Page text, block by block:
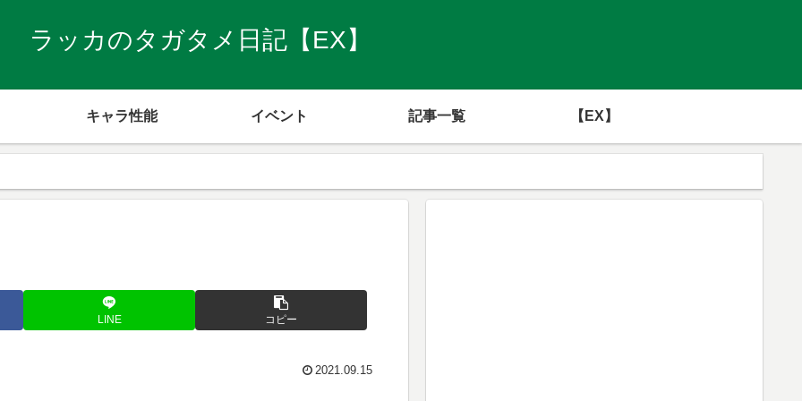
ラッカのタガタメ日記【EX】
キャラ性能 イベント 記事一覧 【EX】
LINE コピー
2021.09.15